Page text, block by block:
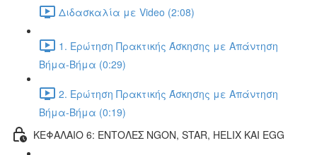
Διδασκαλία με Video (2:08)
1. Ερώτηση Πρακτικής Άσκησης με Απάντηση
Βήμα-Βήμα (0:29)
2. Ερώτηση Πρακτικής Άσκησης με Απάντηση
Βήμα-Βήμα (0:19)
ΚΕΦΑΛΑΙΟ 6: ΕΝΤΟΛΕΣ NGON, STAR, HELIX ΚΑΙ EGG